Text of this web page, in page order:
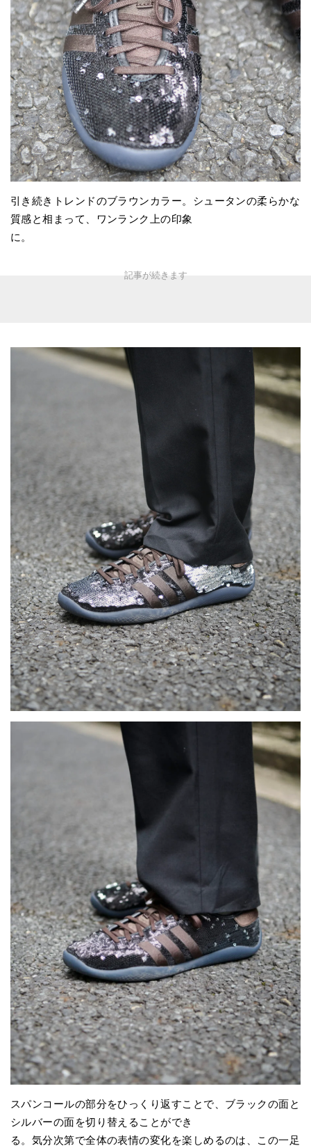
引き続きトレンドのブラウンカラー。シュータンの柔らかな
質感と相まって、ワンランク上の印象
に。
スパンコールの部分をひっくり返すことで、ブラックの面と
シルバーの面を切り替えることができ
る。気分次第で全体の表情の変化を楽しめるのは、この一足